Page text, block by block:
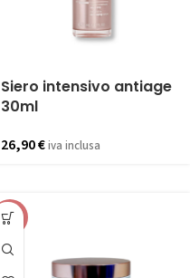
Siero intensivo antiage
30ml
26,90€iva inclusa
-20%